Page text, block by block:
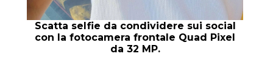
Scatta selfie da condividere sui social
con la fotocamera frontale Quad Pixel
da 32 MP.